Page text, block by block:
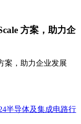
方案，助力企
案，助力企业发展
半导体及集成电路行